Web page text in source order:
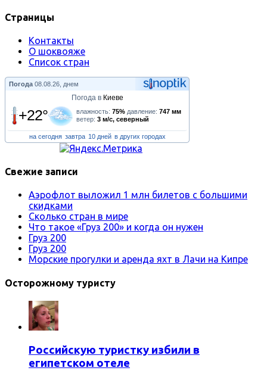
Страницы
Контакты
О шоквояже
Список стран
Погода 08.08.26, днем
Погода в Киеве
+22° влажность: 75% давление: 747 мм
ветер: 3 м/с, северный
на сегодня завтра 10 дней в других городах
Свежие записи
Аэрофлот выложил 1 млн билетов с большими
скидками
Сколько стран в мире
Что такое «Груз 200» и когда он нужен
Груз 200
Груз 200
Морские прогулки и аренда яхт в Лачи на Кипре
Осторожному туристу
Российскую туристку избили в
египетском отеле